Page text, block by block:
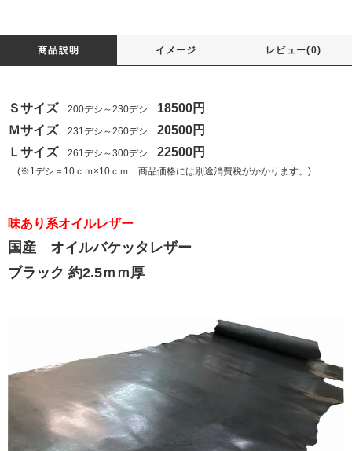
商品説明 イメージ レビュー(0)
Ｓサイズ 200デシ～230デシ 18500円
Ｍサイズ 231デシ～260デシ 20500円
Ｌサイズ 261デシ～300デシ 22500円
(※1デシ＝10ｃｍ×10ｃｍ 商品価格には別途消費税がかかります。)
味あり系オイルレザー
国産 オイルバケッタレザー
ブラック 約2.5ｍｍ厚